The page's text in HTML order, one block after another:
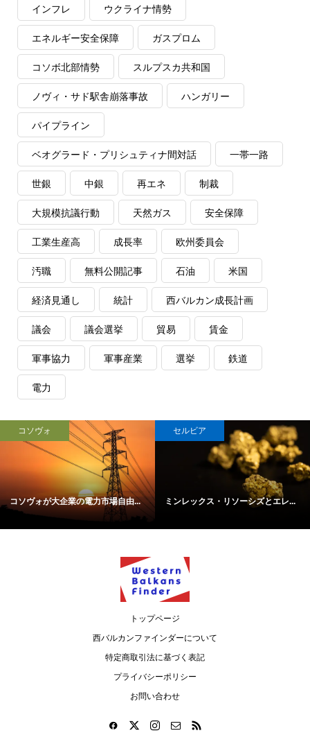
インフレ ウクライナ情勢
エネルギー安全保障 ガスプロム
コソボ北部情勢 スルプスカ共和国
ノヴィ・サド駅舎崩落事故 ハンガリー
パイプライン
ベオグラード・プリシュティナ間対話 一帯一路
世銀 中銀 再エネ 制裁
大規模抗議行動 天然ガス 安全保障
工業生産高 成長率 欧州委員会
汚職 無料公開記事 石油 米国
経済見通し 統計 西バルカン成長計画
議会 議会選挙 貿易 賃金
軍事協力 軍事産業 選挙 鉄道
電力
コソヴォ
コソヴォが大企業の電力市場自由...
セルビア
ミンレックス・リソーシズとエレ...
トップページ
西バルカンファインダーについて
特定商取引法に基づく表記
プライバシーポリシー
お問い合わせ